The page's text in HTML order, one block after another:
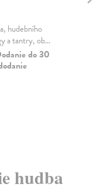
hudebního
a tantry, ob...
do 30
hudba